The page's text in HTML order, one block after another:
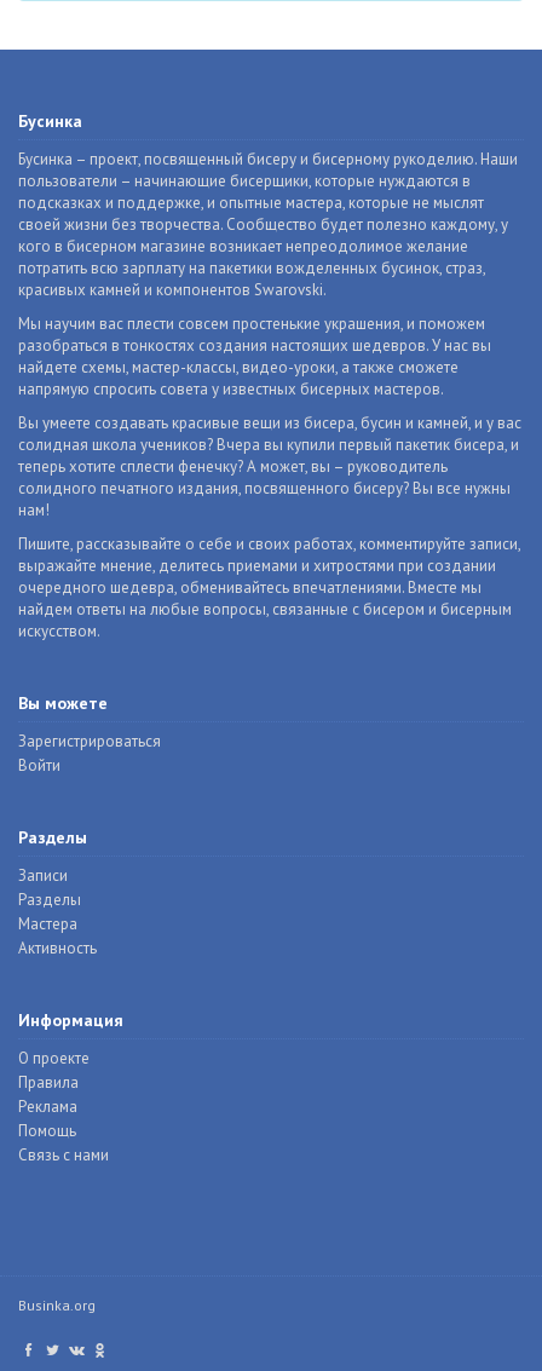
Бусинка
Бусинка – проект, посвященный бисеру и бисерному рукоделию. Наши
пользователи – начинающие бисерщики, которые нуждаются в
подсказках и поддержке, и опытные мастера, которые не мыслят
своей жизни без творчества. Сообщество будет полезно каждому, у
кого в бисерном магазине возникает непреодолимое желание
потратить всю зарплату на пакетики вожделенных бусинок, страз,
красивых камней и компонентов Swarovski.
Мы научим вас плести совсем простенькие украшения, и поможем
разобраться в тонкостях создания настоящих шедевров. У нас вы
найдете схемы, мастер-классы, видео-уроки, а также сможете
напрямую спросить совета у известных бисерных мастеров.
Вы умеете создавать красивые вещи из бисера, бусин и камней, и у вас
солидная школа учеников? Вчера вы купили первый пакетик бисера, и
теперь хотите сплести фенечку? А может, вы – руководитель
солидного печатного издания, посвященного бисеру? Вы все нужны
нам!
Пишите, рассказывайте о себе и своих работах, комментируйте записи,
выражайте мнение, делитесь приемами и хитростями при создании
очередного шедевра, обменивайтесь впечатлениями. Вместе мы
найдем ответы на любые вопросы, связанные с бисером и бисерным
искусством.
Вы можете
Зарегистрироваться
Войти
Разделы
Записи
Разделы
Мастера
Активность
Информация
О проекте
Правила
Реклама
Помощь
Связь с нами
Businka.org